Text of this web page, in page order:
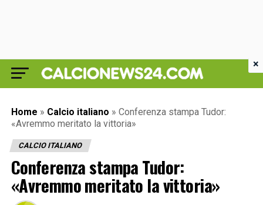
Home » Calcio italiano » Conferenza stampa Tudor:
«Avremmo meritato la vittoria»
CALCIO ITALIANO
Conferenza stampa Tudor:
«Avremmo meritato la vittoria»
×